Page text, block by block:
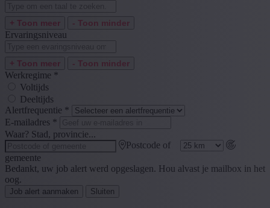
+ Toon meer - Toon minder
Ervaringsniveau
+ Toon meer - Toon minder
Werkregime *
Voltijds
Deeltijds
Alertfrequentie *
E-mailadres *
Waar? Stad, provincie...
Postcode of
gemeente
Bedankt, uw job alert werd opgeslagen. Hou alvast je mailbox in het
oog.
Job alert aanmaken Sluiten